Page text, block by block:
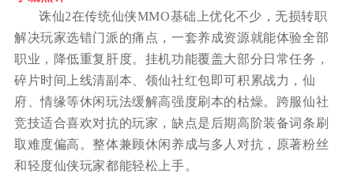
诛仙2在传统仙侠MMO基础上优化不少，无损转职
解决玩家选错门派的痛点，一套养成资源就能体验全部
职业，降低重复肝度。挂机功能覆盖大部分日常任务，
碎片时间上线清副本、领仙社红包即可积累战力，仙
府、情缘等休闲玩法缓解高强度刷本的枯燥。跨服仙社
竞技适合喜欢对抗的玩家，缺点是后期高阶装备词条刷
取难度偏高。整体兼顾休闲养成与多人对抗，原著粉丝
和轻度仙侠玩家都能轻松上手。